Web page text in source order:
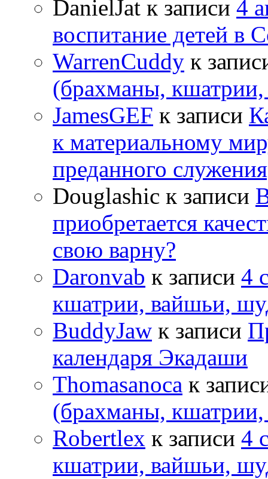
DanielJat к записи 4
воспитание детей в
WarrenCuddy к
(брахманы,
JamesGEF к записи
к материальному
преданного
Douglashic к записи
приобретается
свою варну?
Daronvab к записи 4
кшатрии, вайшьи,
BuddyJaw к записи
календаря Экадаши
Thomasanoca к
(брахманы,
Robertlex к записи 4
кшатрии, вайшьи,